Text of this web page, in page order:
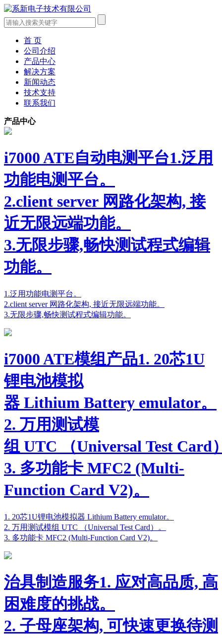
首 页
公司介绍
产品中心
解决方案
新闻动态
技术支持
联系我们
产品中心
i7000 ATE自动电测平台1.泛用
功能电测平台。
2.client server 网路化架构, 接
近无限远端功能。
3.无限步骤,畅快测试程式编辑
功能。
1.泛用功能电测平台。
2.client server 网路化架构, 接近无限远端功能。
3.无限步骤,畅快测试程式编辑功能。
i7000 ATE模组产品1. 20芯1U
锂电池模拟
器 Lithium Battery emulator。
2. 万用测试模
组 UTC （Universal Test Card
3. 多功能卡 MFC2 (Multi-
Function Card V2)。
1. 20芯1U锂电池模拟器 Lithium Battery emulator。
2. 万用测试模组 UTC （Universal Test Card）。
3. 多功能卡 MFC2 (Multi-Function Card V2)。
治具制造服务1. 应对高品质, 高
困难度的挑战。
2. 子母座架构, 可快速更换待测